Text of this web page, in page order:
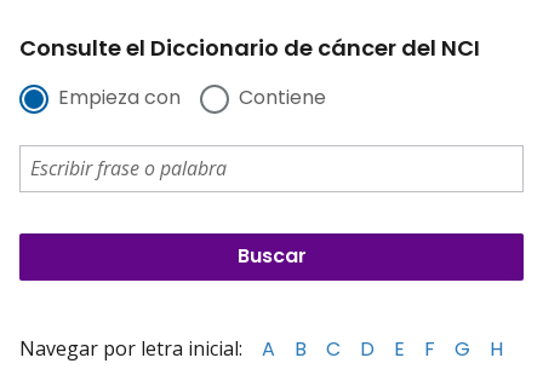
Consulte el Diccionario de cáncer del NCI
Empieza con Contiene
Navegar por letra inicial: A B C D E F G
H